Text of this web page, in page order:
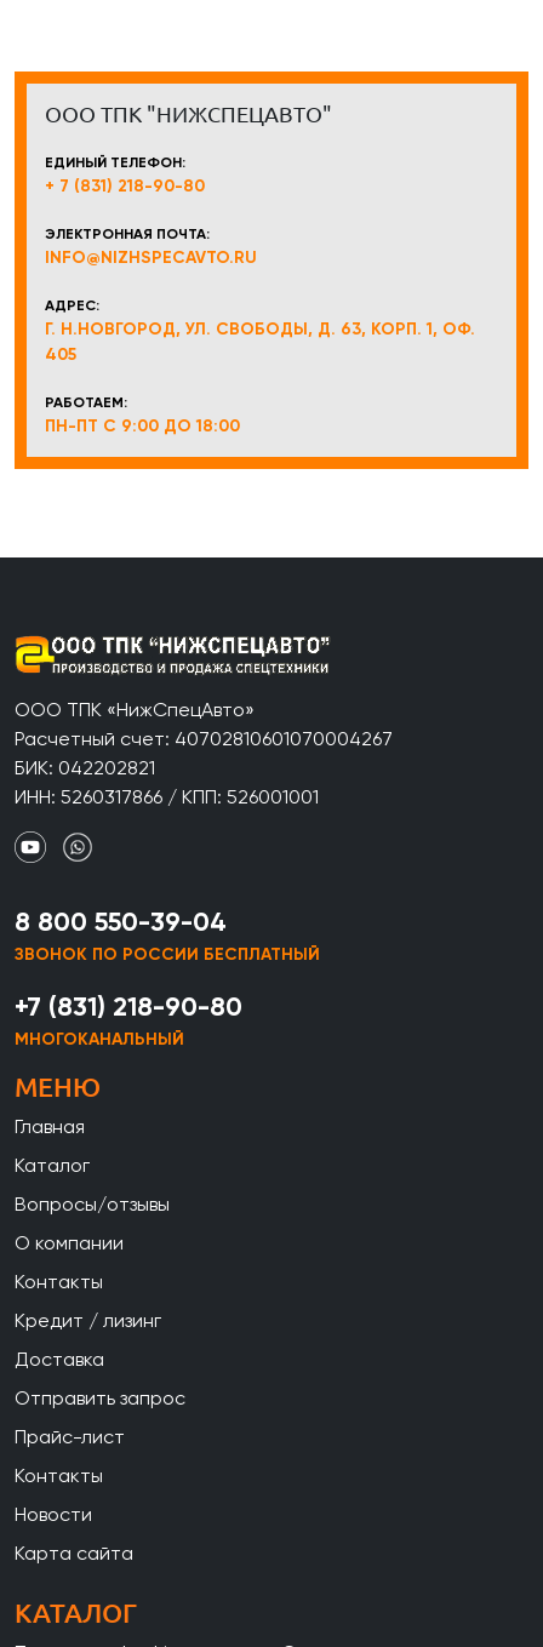
ООО ТПК "НИЖСПЕЦАВТО"
ЕДИНЫЙ ТЕЛЕФОН:
+ 7 (831) 218-90-80
ЭЛЕКТРОННАЯ ПОЧТА:
INFO@NIZHSPECAVTO.RU
АДРЕС:
Г. Н.НОВГОРОД, УЛ. СВОБОДЫ, Д. 63, КОРП. 1, ОФ.
405
РАБОТАЕМ:
ПН-ПТ С 9:00 ДО 18:00
ООО ТПК «НижСпецАвто»
Расчетный счет: 40702810601070004267
БИК: 042202821
ИНН: 5260317866 / КПП: 526001001
8 800 550-39-04
ЗВОНОК ПО РОССИИ БЕСПЛАТНЫЙ
+7 (831) 218-90-80
МНОГОКАНАЛЬНЫЙ
МЕНЮ
Главная
Каталог
Вопросы/отзывы
О компании
Контакты
Кредит / лизинг
Доставка
Отправить запрос
Прайс-лист
Контакты
Новости
Карта сайта
КАТАЛОГ